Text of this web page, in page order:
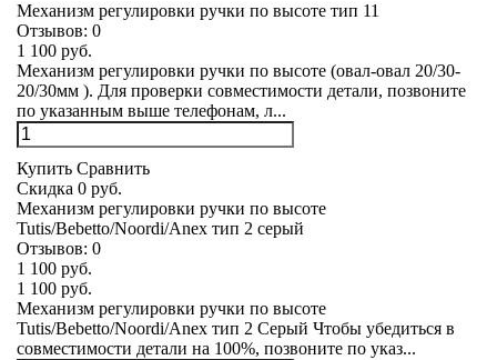
Механизм регулировки ручки по высоте тип 11
Отзывов: 0
1 100 руб.
Механизм регулировки ручки по высоте (овал-овал 20/30-
20/30мм ). Для проверки совместимости детали, позвоните
по указанным выше телефонам, л...
Купить Сравнить
Скидка 0 руб.
Механизм регулировки ручки по высоте
Tutis/Bebetto/Noordi/Anex тип 2 серый
Отзывов: 0
1 100 руб.
1 100 руб.
Механизм регулировки ручки по высоте
Tutis/Bebetto/Noordi/Anex тип 2 Серый Чтобы убедиться в
совместимости детали на 100%, позвоните по указ...